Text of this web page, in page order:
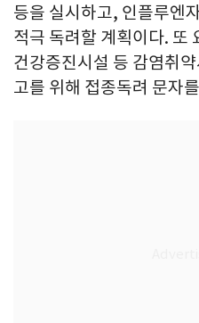
등을 실시하고, 인플루엔
적극 독려할 계획이다. 또
건강증진시설 등 감염취
고를 위해 접종독려 문자